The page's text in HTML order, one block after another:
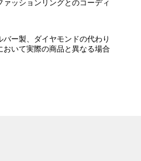
ッションリングとのコーディ
ー製、ダイヤモンドの代わり
いて実際の商品と異なる場合